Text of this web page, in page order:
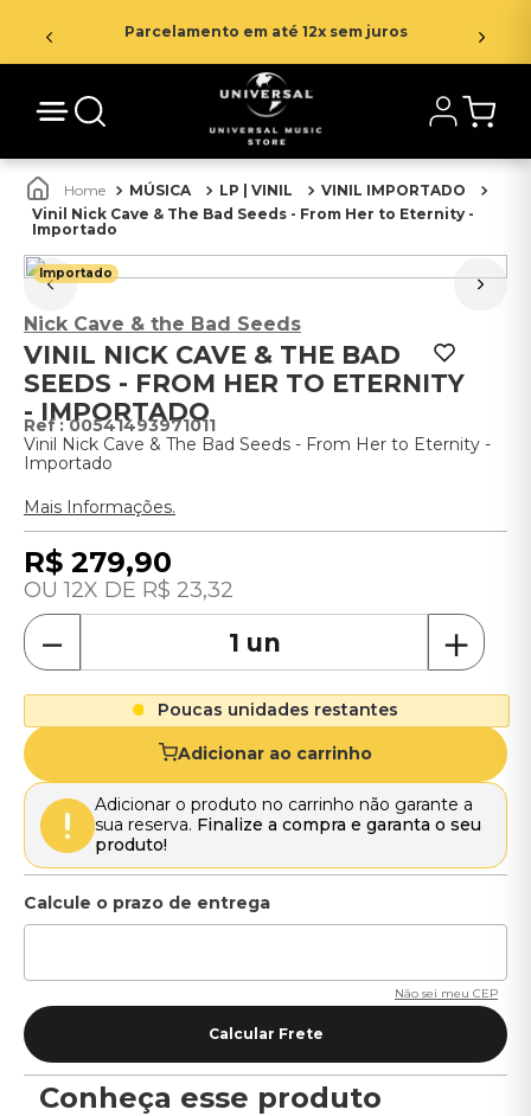
Parcelamento em até 12x sem juros
MÚSICA LP | VINIL
VINIL IMPORTADO
Vinil Nick Cave & The Bad Seeds - From Her to Eternity -
Importado
Importado
Nick Cave & the Bad Seeds
VINIL NICK CAVE & THE BAD
SEEDS - FROM HER TO ETERNITY
- IMPORTADO
:00541493971011
Vinil Nick Cave & The Bad Seeds - From Her to Eternity -
Importado
Mais Informações.
R$ 279,90
12 R$ 23,32
＋
－
Poucas unidades restantes
Adicionar ao carrinho
Adicionar o produto no carrinho não garante a
sua reserva. Finalize a compra e garanta o seu
produto!
Não sei meu CEP
Conheça esse produto